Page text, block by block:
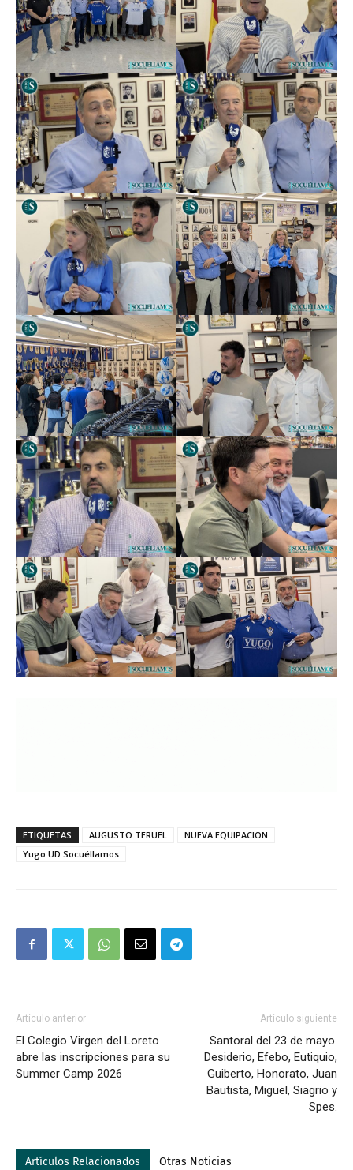
ETIQUETAS AUGUSTO TERUEL
NUEVA EQUIPACION
Yugo UD Socuéllamos
Artículo anterior
El Colegio Virgen del Loreto
abre las inscripciones para su
Summer Camp 2026
Artículo siguiente
Santoral del 23 de mayo.
Desiderio, Efebo, Eutiquio,
Guiberto, Honorato, Juan
Bautista, Miguel, Siagrio y
Spes.
Artículos Relacionados Otras Noticias